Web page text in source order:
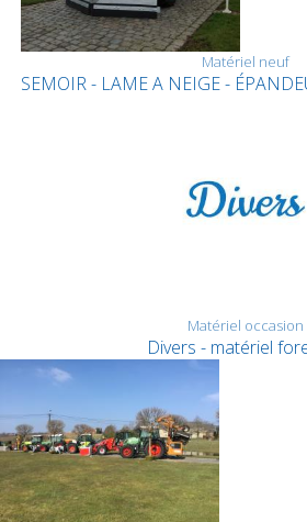
Matériel neuf
SEMOIR - LAME A NEIGE -
Matériel occasion
Divers - matériel